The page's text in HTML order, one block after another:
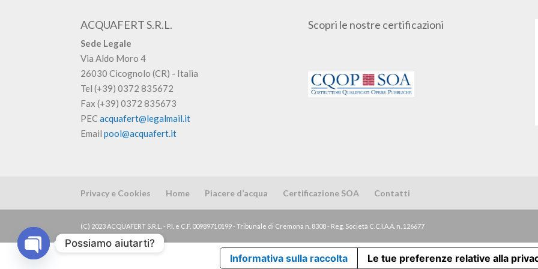
ACQUAFERT S.R.L.
Sede Legale
Via Aldo Moro 4
26030 Cicognolo (CR) - Italia
Tel (+39) 0372 835672
Fax (+39) 0372 835673
PECacquafert@legalmail.it
Emailpool@acquafert.it
Scopri le nostre certificazioni
Privacy e Cookies Home Piacere d’acqua Certificazione SOA Contatti
(C) 2023 ACQUAFERT S.R.L. - P.I. e C.F. 00989710199 - Tribunale di Cremona n. 8308 - Reg. Società C.C.I.A.A. n. 126677
Possiamo aiutarti?
Informativa sulla raccolta Le tue preferenze relative alla